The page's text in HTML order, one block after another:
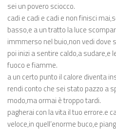
sei un povero sciocco.
cadi e cadi e cadi e non finisci
basso,e a un tratto la luce
immmerso nel buio,non vedi dove
poi inizi a sentire caldo,a sudare,e
fuoco e fiamme.
a un certo punto il calore diventa
rendi conto che sei stato pazzo a
modo,ma ormai è troppo tardi.
pagherai con la vita il tuo errore.e
veloce,in quell’enorme buco,e